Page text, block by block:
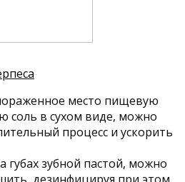
место пищевую
соль в сухом виде, можно
процесс и ускорить
губах зубной пастой, можно